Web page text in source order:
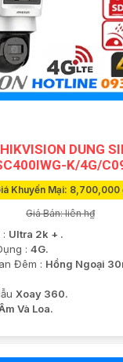
DUNG
K/4G/
Khuyến Mại: 8,700,000
Giá Bán: liên h₫
Ultra 2k + .
: 4G.
Đêm : Hồng Ngoại
Xoay 360.
Và Loa.